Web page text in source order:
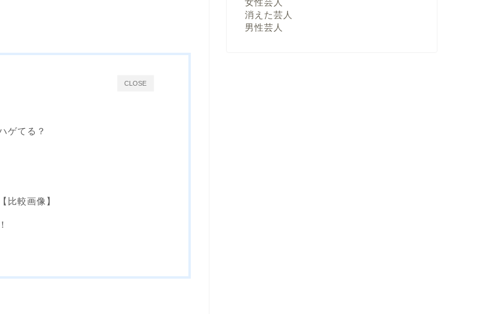
CLOSE
ゲてる？
比較画像】
女性芸人
消えた芸人
男性芸人